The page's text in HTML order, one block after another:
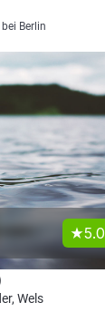
Berlin
5.0
Wels